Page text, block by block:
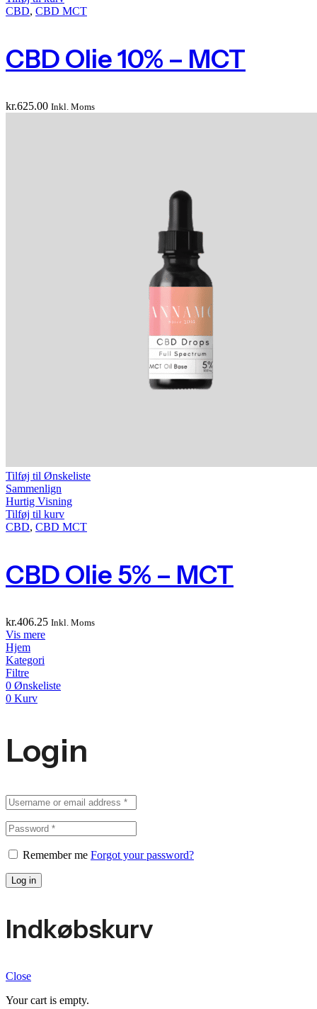
CBD, CBD MCT
CBD Olie 10% – MCT
kr.625.00 Inkl. Moms
Tilføj til Ønskeliste
Sammenlign
Hurtig Visning
Tilføj til kurv
CBD, CBD MCT
CBD Olie 5% – MCT
kr.406.25 Inkl. Moms
Vis mere
Hjem
Kategori
Filtre
0 Ønskeliste
0 Kurv
Login
Remember me Forgot your password?
Log in
Indkøbskurv
Close
Your cart is empty.